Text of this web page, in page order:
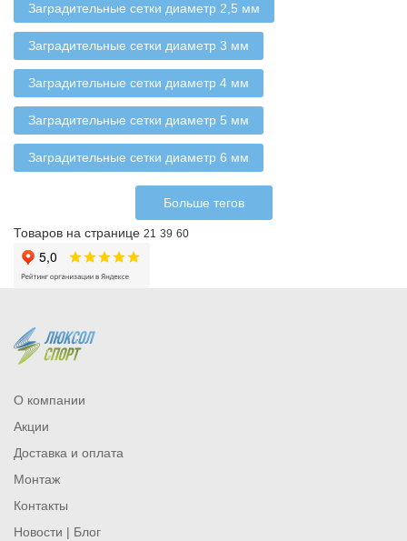
Заградительные сетки диаметр 2,5 мм
Заградительные сетки диаметр 3 мм
Заградительные сетки диаметр 4 мм
Заградительные сетки диаметр 5 мм
Заградительные сетки диаметр 6 мм
Больше тегов
Товаров на странице 21 39 60
О компании
Акции
Доставка и оплата
Монтаж
Контакты
Новости | Блог